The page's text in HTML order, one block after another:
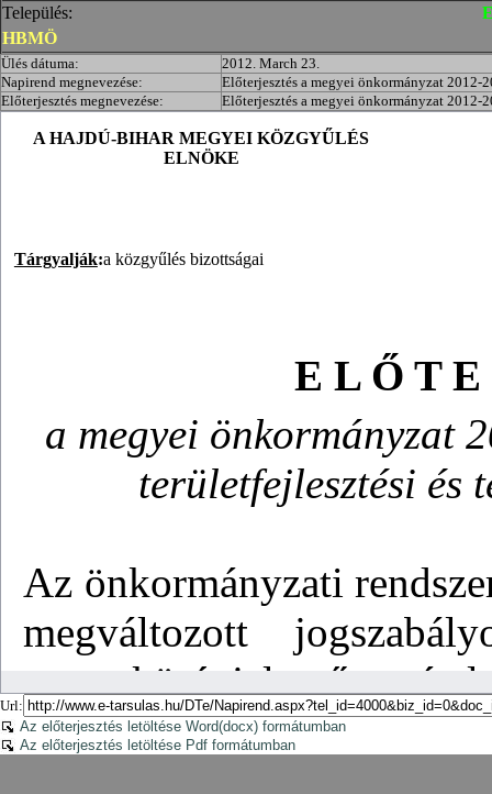
Település:
HBMÖ
Ülés dátuma:
2012. March 23.
Napirend megnevezése:
Előterjesztés a megyei önkormányzat 2012-
Előterjesztés megnevezése:
Előterjesztés a megyei önkormányzat 2012-
Url:
Az előterjesztés letöltése Word(docx) formátumban
Az előterjesztés letöltése Pdf formátumban